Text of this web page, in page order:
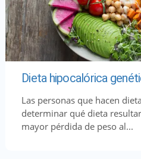
Dieta hipocalórica
Las personas que hacen
determinar qué dieta
mayor pérdida de peso al...